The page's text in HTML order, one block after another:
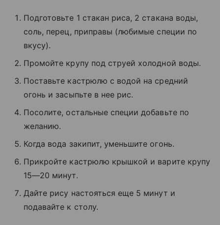
Подготовьте 1 стакан риса, 2 стакана воды,
соль, перец, приправы (любимые специи по
вкусу).
Промойте крупу под струей холодной воды.
Поставьте кастрюлю с водой на средний
огонь и засыпьте в нее рис.
Посолите, остальные специи добавьте по
желанию.
Когда вода закипит, уменьшите огонь.
Прикройте кастрюлю крышкой и варите крупу
15—20 минут.
Дайте рису настояться еще 5 минут и
подавайте к столу.